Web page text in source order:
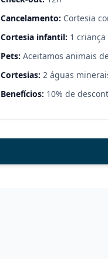
Cancelamento: Cortesia
Cortesia infantil: 1
Pets: Aceitamos animais
Cortesias: 2 águas
Benefícios: 10% de